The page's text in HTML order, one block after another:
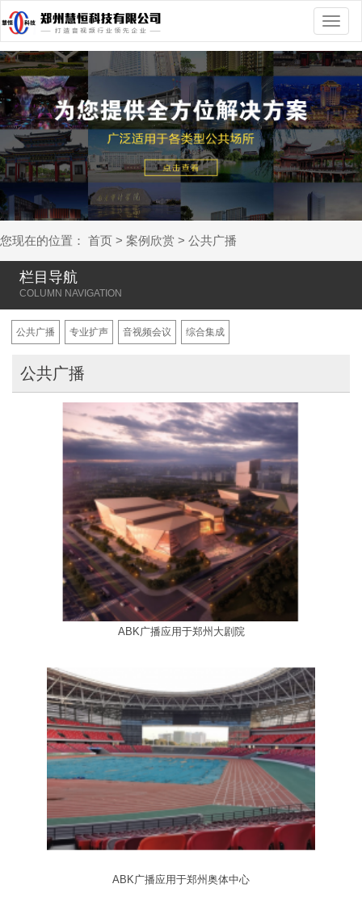
切
换
导
航
您现在的位置： 首页 > 案例欣赏 > 公共广播
栏目导航
公共广播 专业扩声 音视频会议 综合集成
公共广播
ABK广播应用于郑州大剧院
ABK广播应用于郑州奥体中心